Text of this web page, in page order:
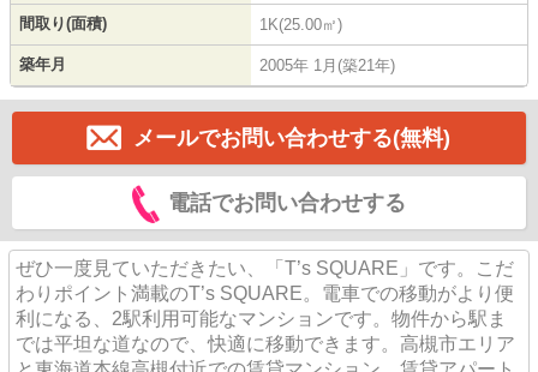
間取り(面積) 1K(25.00㎡)
築年月 2005年 1月(築21年)
メールでお問い合わせする(無料)
電話でお問い合わせする
ぜひ一度見ていただきたい、「T’s SQUARE」です。こだ
わりポイント満載のT’s SQUARE。電車での移動がより便
利になる、2駅利用可能なマンションです。物件から駅ま
では平坦な道なので、快適に移動できます。高槻市エリア